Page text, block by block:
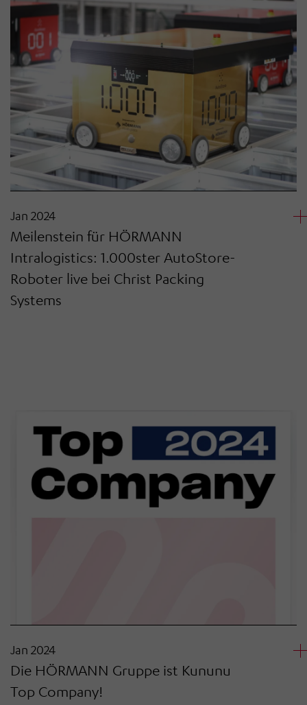
Jan 2024
Meilenstein für HÖRMANN
Intralogistics: 1.000ster AutoStore-
Roboter live bei Christ Packing
Systems
Jan 2024
Die HÖRMANN Gruppe ist Kununu
Top Company!